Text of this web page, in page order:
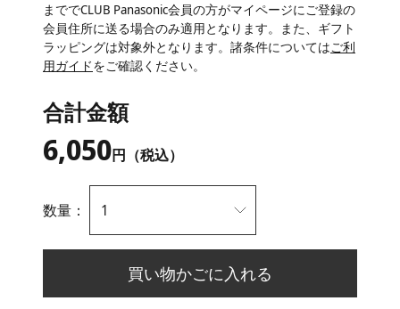
まででCLUB Panasonic会員の方がマイページにご登録の
会員住所に送る場合のみ適用となります。また、ギフト
ラッピングは対象外となります。諸条件についてはご利
用ガイドをご確認ください。
合計金額
6,050円（税込）
数量：
買い物かごに入れる